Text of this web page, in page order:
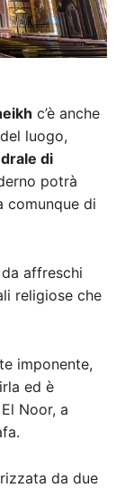
c’è anche
luogo,
di
potrà
comunque di
affreschi
religiose che
imponente,
ed è
Noor, a
da due